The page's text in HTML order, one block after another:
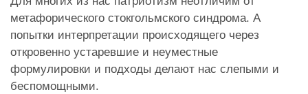
метафорического стокгольмского синдрома. А
попытки интерпретации происходящего через
откровенно устаревшие и неуместные
формулировки и подходы делают нас слепыми и
беспомощными.